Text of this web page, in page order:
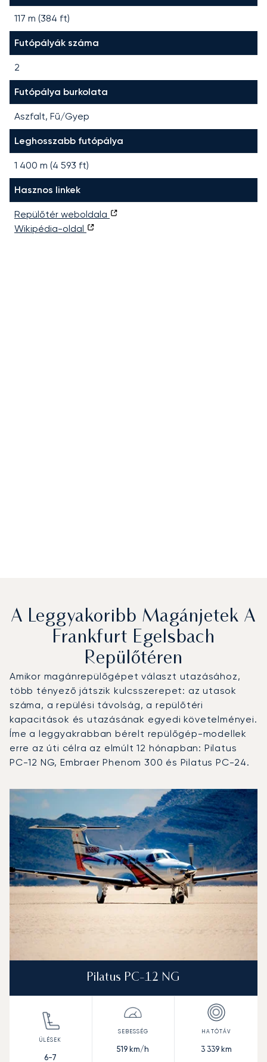
117 m (384 ft)
Futópályák száma
2
Futópálya burkolata
Aszfalt, Fű/Gyep
Leghosszabb futópálya
1 400 m (4 593 ft)
Hasznos linkek
Repülőtér weboldala
Wikipédia-oldal
A Leggyakoribb Magánjetek A
Frankfurt Egelsbach
Repülőtéren
Amikor magánrepülőgépet választ utazásához,
több tényező játszik kulcsszerepet: az utasok
száma, a repülési távolság, a repülőtéri
kapacitások és utazásának egyedi követelményei.
Íme a leggyakrabban bérelt repülőgép-modellek
erre az úti célra az elmúlt 12 hónapban: Pilatus
PC-12 NG, Embraer Phenom 300 és Pilatus PC-24.
Repülőgép fotója
Repülőgép-típus
Ülőhelyek
Sebesség (km/h)
Sebesség (csomó)Hatótávolság (km)
Hatótávolság (NM)
Pilatus PC-12 NG
6-7
519 km/h 3 339km